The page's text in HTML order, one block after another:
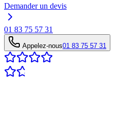
Demander un devis
01 83 75 57 31
Appelez-nous01 83 75 57 31